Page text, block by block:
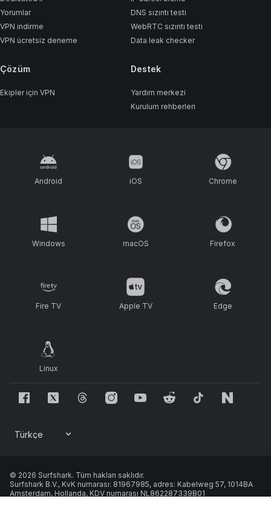
Yorumlar
VPN indirme
VPN ücretsiz deneme
Çözüm
Ekipler için VPN
DNS sızıntı testi
WebRTC sızıntı testi
Data leak checker
Destek
Yardım merkezi
Kurulum rehberleri
Android iOS Chrome
Windows macOS Firefox
Fire TV Apple TV Edge
Linux
© 2026 Surfshark. Tüm hakları saklıdır.
Surfshark B.V., KvK numarası: 81967985, adres: Kabelweg 57, 1014BA
Amsterdam, Hollanda, KDV numarası NL862287339B01